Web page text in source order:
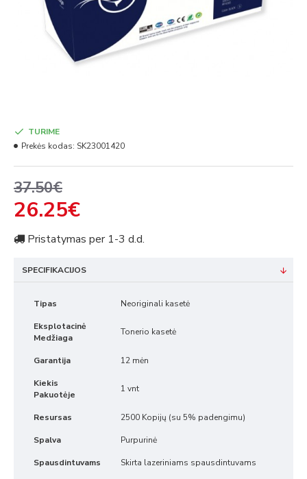
37.50€
26.25€
TURIME
Prekės kodas: SK23001420
Pristatymas per 1-3 d.d.
SPECIFIKACIJOS
Tipas Neoriginali kasetė
Eksplotacinė
Medžiaga
Tonerio kasetė
Garantija 12 mėn
Kiekis
Pakuotėje
1 vnt
Resursas 2500 Kopijų (su 5% padengimu)
Spalva Purpurinė
Spausdintuvams Skirta lazeriniams spausdintuvams